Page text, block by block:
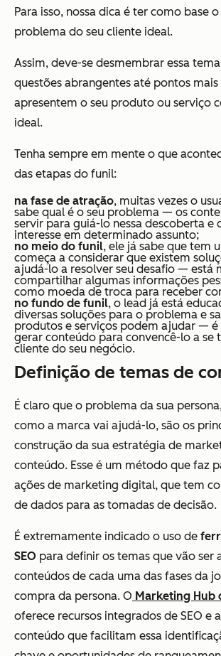
Para isso, nossa dica é ter como base
problema do seu cliente ideal.
Assim, deve-se desmembrar essa
questões abrangentes até pontos mais
apresentem o seu produto ou serviço
ideal.
Tenha sempre em mente o que
das etapas do funil:
na fase de atração, muitas vezes o
sabe qual é o seu problema — os
servir para guiá-lo nessa descoberta e
interesse em determinado assunto;
no meio do funil, ele já sabe que tem
começa a considerar que existem
ajudá-lo a resolver seu desafio — está
compartilhar algumas informações
como moeda de troca para receber
no fundo de funil, o lead já está
diversas soluções para o problema e
produtos e serviços podem ajudar —
gerar conteúdo para convencê-lo a se
cliente do seu negócio.
Definição de temas de
É claro que o problema da sua
como a marca vai ajudá-lo, são os
construção da sua estratégia de
conteúdo. Esse é um método que faz
ações de marketing digital, que tem
de dados para as tomadas de decisão.
É extremamente indicado o uso de
SEO para definir os temas que vão ser
conteúdos de cada uma das fases da
compra da persona. O Marketing Hub
oferece recursos integrados de SEO e
conteúdo que facilitam essa